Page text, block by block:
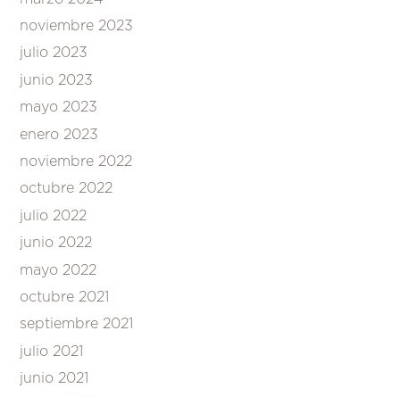
noviembre 2023
julio 2023
junio 2023
mayo 2023
enero 2023
noviembre 2022
octubre 2022
julio 2022
junio 2022
mayo 2022
octubre 2021
septiembre 2021
julio 2021
junio 2021